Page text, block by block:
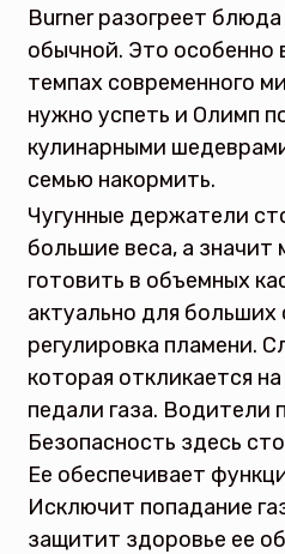
Burner разогреет
обычной. Это особенно
темпах современного
нужно успеть и Олимп
кулинарными
семью накормить.
Чугунные держатели
большие веса, а
готовить в объемных
актуально для больших
регулировка пламени.
которая откликается
педали газа. Водители
Безопасность здесь
Ее обеспечивает
Исключит попадание
защитит здоровье ее